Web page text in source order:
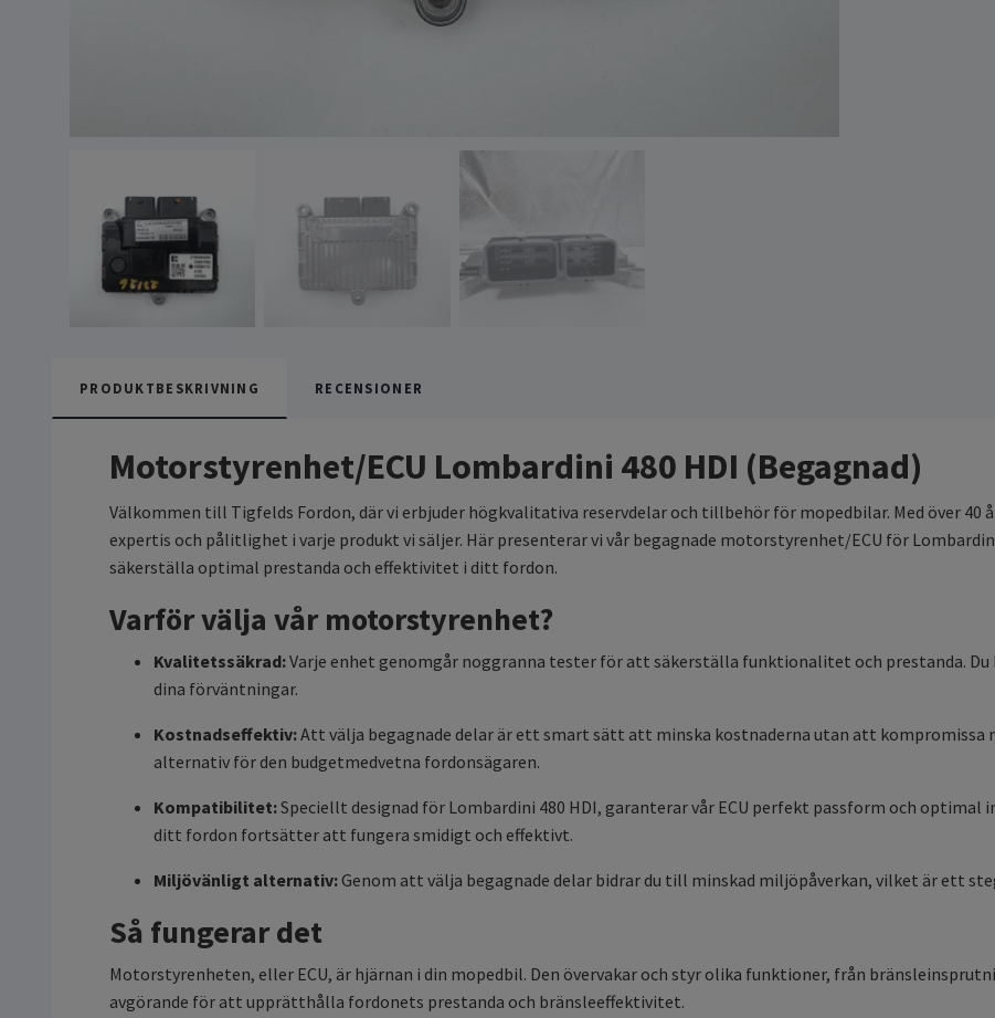
PRODUKTBESKRIVNING RECENSIONER
Motorstyrenhet/ECU Lombardini 480 HDI (Begagnad)
Välkommen till Tigfelds Fordon, där vi erbjuder högkvalitativa reservdelar och tillbehör för mopedbilar. Med över 40
expertis och pålitlighet i varje produkt vi säljer. Här presenterar vi vår begagnade motorstyrenhet/ECU för
säkerställa optimal prestanda och effektivitet i ditt fordon.
Varför välja vår motorstyrenhet?
Kvalitetssäkrad:Varje enhet genomgår noggranna tester för att säkerställa funktionalitet och prestanda.
dina förväntningar.
Kostnadseffektiv:Att välja begagnade delar är ett smart sätt att minska kostnaderna utan att kompromissa
alternativ för den budgetmedvetna fordonsägaren.
Kompatibilitet:Speciellt designad för Lombardini 480 HDI, garanterar vår ECU perfekt passform och
ditt fordon fortsätter att fungera smidigt och effektivt.
Miljövänligt alternativ:Genom att välja begagnade delar bidrar du till minskad miljöpåverkan, vilket är ett
Så fungerar det
Motorstyrenheten, eller ECU, är hjärnan i din mopedbil. Den övervakar och styr olika funktioner, från
avgörande för att upprätthålla fordonets prestanda och bränsleeffektivitet.